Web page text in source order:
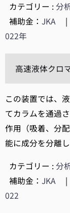
カテゴリー :分
補助金： JKA |
022年
高速液体クロ
この装置では、
てカラムを通過
作用（吸着、分
能に成分を分離
カテゴリー :分
補助金： JKA |
022